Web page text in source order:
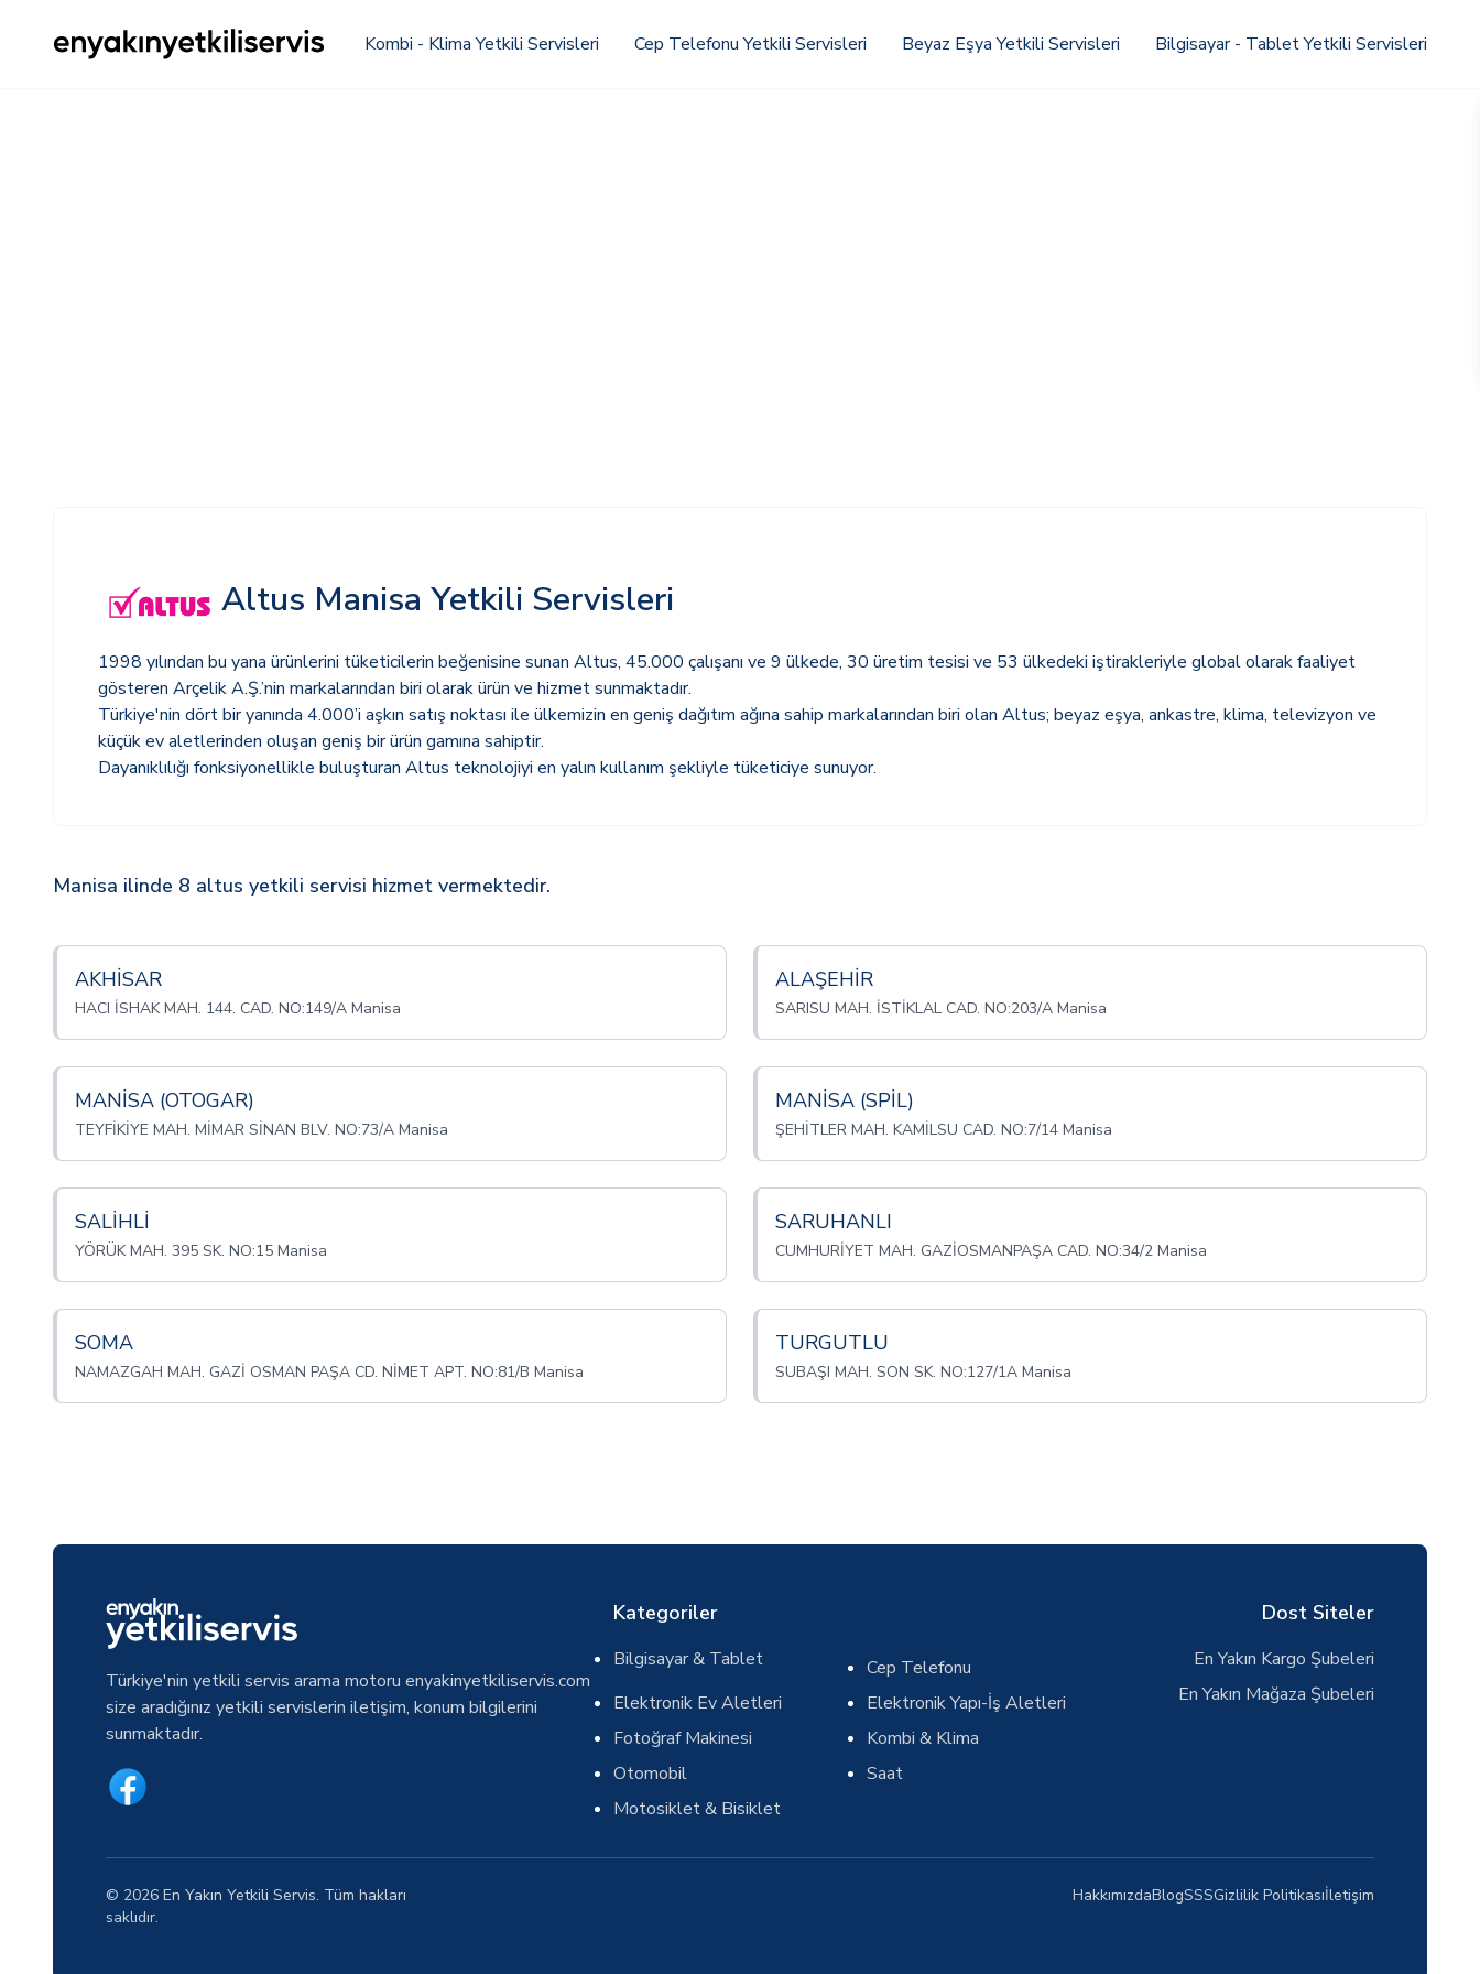
Kombi - Klima Yetkili Servisleri Cep Telefonu Yetkili Servisleri Beyaz Eşya Yetkili Servisleri Bilgisayar - Tablet Yetkili Servisleri
Altus Manisa Yetkili Servisleri
1998 yılından bu yana ürünlerini tüketicilerin beğenisine sunan Altus, 45.000 çalışanı ve 9 ülkede, 30 üretim tesisi ve 53 ülkedeki iştirakleriyle global olarak faaliyet
gösteren Arçelik A.Ş.’nin markalarından biri olarak ürün ve hizmet sunmaktadır.
Türkiye'nin dört bir yanında 4.000’i aşkın satış noktası ile ülkemizin en geniş dağıtım ağına sahip markalarından biri olan Altus; beyaz eşya, ankastre, klima, televizyon ve
küçük ev aletlerinden oluşan geniş bir ürün gamına sahiptir.
Dayanıklılığı fonksiyonellikle buluşturan Altus teknolojiyi en yalın kullanım şekliyle tüketiciye sunuyor.
Manisa ilinde 8 altus yetkili servisi hizmet vermektedir.
AKHİSAR
HACI İSHAK MAH. 144. CAD. NO:149/A Manisa
ALAŞEHİR
SARISU MAH. İSTİKLAL CAD. NO:203/A Manisa
MANİSA (OTOGAR)
TEYFİKİYE MAH. MİMAR SİNAN BLV. NO:73/A Manisa
MANİSA (SPİL)
ŞEHİTLER MAH. KAMİLSU CAD. NO:7/14 Manisa
SALİHLİ
YÖRÜK MAH. 395 SK. NO:15 Manisa
SARUHANLI
CUMHURİYET MAH. GAZİOSMANPAŞA CAD. NO:34/2 Manisa
SOMA
NAMAZGAH MAH. GAZİ OSMAN PAŞA CD. NİMET APT. NO:81/B Manisa
TURGUTLU
SUBAŞI MAH. SON SK. NO:127/1A Manisa
Türkiye'nin yetkili servis arama motoru enyakinyetkiliservis.com
size aradığınız yetkili servislerin iletişim, konum bilgilerini
sunmaktadır.
Kategoriler
Bilgisayar & Tablet
Cep Telefonu
Elektronik Ev Aletleri
Elektronik Yapı-İş Aletleri
Fotoğraf Makinesi
Kombi & Klima
Otomobil
Saat
Motosiklet & Bisiklet
Dost Siteler
En Yakın Kargo Şubeleri
En Yakın Mağaza Şubeleri
© 2026 En Yakın Yetkili Servis. Tüm hakları
saklıdır.
HakkımızdaBlogSSSGizlilik Politikasıİletişim